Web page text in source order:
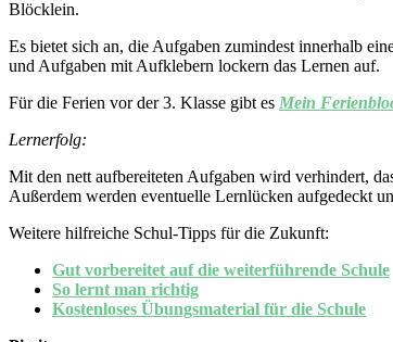
Blöcklein.
Es bietet sich an, die Aufgaben zumindest innerhalb
und Aufgaben mit Aufklebern lockern das Lernen auf.
Für die Ferien vor der 3. Klasse gibt es Mein
Lernerfolg:
Mit den nett aufbereiteten Aufgaben wird verhindert,
Außerdem werden eventuelle Lernlücken aufgedeckt
Weitere hilfreiche Schul-Tipps für die Zukunft:
Gut vorbereitet auf die weiterführende Schule
So lernt man richtig
Kostenloses Übungsmaterial für die Schule